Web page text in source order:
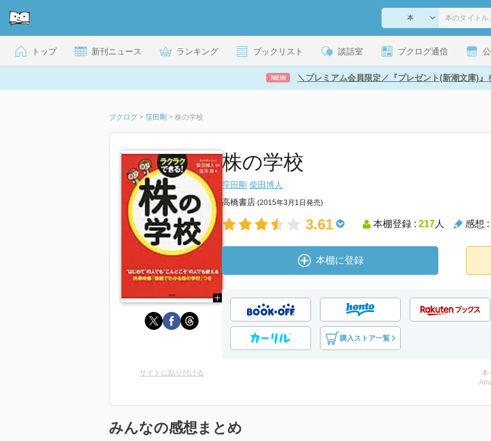
トップ 新刊ニュース ランキング ブックリスト 談話室 ブクログ通信
NEW ＼プレミアム会員限定／『プレゼント(新潮文庫)』
ブクログ > 窪田剛 > 株の学校
株の学校
窪田剛 柴田博人
高橋書店 (2015年3月1日発売)
3.61 本棚登録 : 217人 感想 :
本棚に登録
購入ストア一覧
サイトに貼り付ける
本
みんなの感想まとめ